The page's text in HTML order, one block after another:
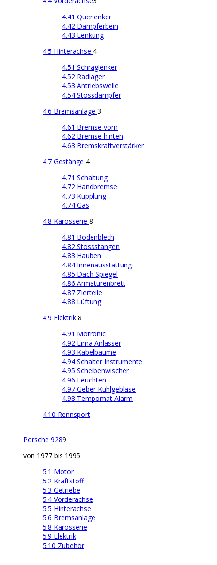
4.41 Querlenker
4.42 Dämpferbein
4.43 Lenkung
4.5 Hinterachse 4
4.51 Schräglenker
4.52 Radlager
4.53 Antriebswelle
4.54 Stossdämpfer
4.6 Bremsanlage 3
4.61 Bremse vorn
4.62 Bremse hinten
4.63 Bremskraftverstärker
4.7 Gestänge 4
4.71 Schaltung
4.72 Handbremse
4.73 Kupplung
4.74 Gas
4.8 Karosserie 8
4.81 Bodenblech
4.82 Stossstangen
4.83 Hauben
4.84 Innenausstattung
4.85 Dach Spiegel
4.86 Armaturenbrett
4.87 Zierteile
4.88 Lüftung
4.9 Elektrik 8
4.91 Motronic
4.92 Lima Anlasser
4.93 Kabelbäume
4.94 Schalter Instrumente
4.95 Scheibenwischer
4.96 Leuchten
4.97 Geber Kühlgebläse
4.98 Tempomat Alarm
4.10 Rennsport
Porsche 9289
von 1977 bis 1995
5.1 Motor
5.2 Kraftstoff
5.3 Getriebe
5.4 Vorderachse
5.5 Hinterachse
5.6 Bremsanlage
5.8 Karosserie
5.9 Elektrik
5.10 Zubehör